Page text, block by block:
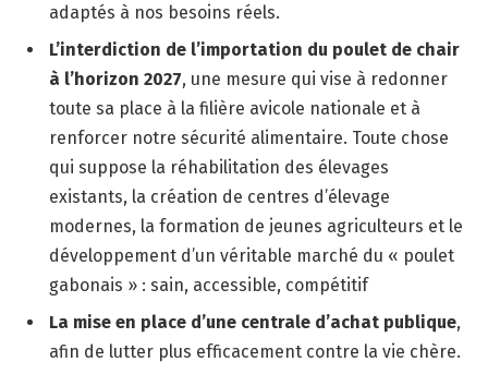
adaptés à nos besoins réels.
L’interdiction de l’importation du poulet de chair
à l’horizon 2027, une mesure qui vise à redonner
toute sa place à la filière avicole nationale et à
renforcer notre sécurité alimentaire. Toute chose
qui suppose la réhabilitation des élevages
existants, la création de centres d’élevage
modernes, la formation de jeunes agriculteurs et le
développement d’un véritable marché du « poulet
gabonais » : sain, accessible, compétitif
La mise en place d’une centrale d’achat publique,
afin de lutter plus efficacement contre la vie chère.